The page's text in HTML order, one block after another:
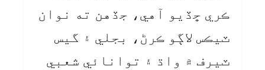
ڪري ڇڏيو آهي، جڏهن ته نوان
ٽيڪس لاڳو ڪرڻ، بجلي ۽ گيس
ٽيرف ۾ واڌ ۽ توانائي شعبي